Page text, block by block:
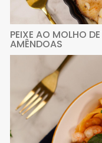
PEIXE AO MOLHO
AMÊNDOAS